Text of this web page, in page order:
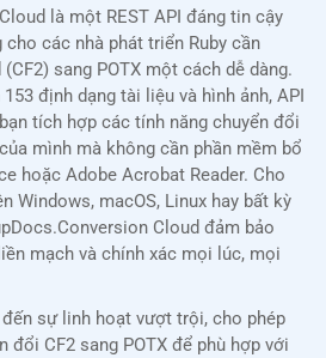
là một REST API đáng tin cậy
các nhà phát triển Ruby cần
sang POTX một cách dễ dàng.
định dạng tài liệu và hình ảnh, API
tích hợp các tính năng chuyển đổi
mình mà không cần phần mềm bổ
hoặc Adobe Acrobat Reader. Cho
Windows, macOS, Linux hay bất kỳ
Cloud đảm bảo
mạch và chính xác mọi lúc, mọi
sự linh hoạt vượt trội, cho phép
đổi CF2 sang POTX để phù hợp với